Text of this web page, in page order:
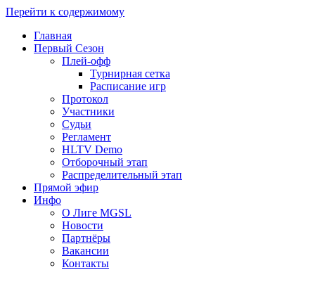
Перейти к содержимому
Главная
Первый Сезон
Плей-офф
Турнирная сетка
Расписание игр
Протокол
Участники
Судьи
Регламент
HLTV Demo
Отборочный этап
Распределительный этап
Прямой эфир
Инфо
О Лиге MGSL
Новости
Партнёры
Вакансии
Контакты